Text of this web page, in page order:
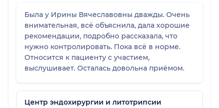
Была у Ирины Вячеславовны дважды. Очень
внимательная, всё объяснила, дала хорошие
рекомендации, подробно рассказала, что
нужно контролировать. Пока всё в норме.
Относится к пациенту с участием,
выслушивает. Осталась довольна приёмом.
Центр эндохирургии и литотрипсии